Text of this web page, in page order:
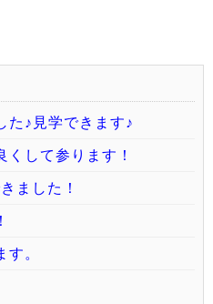
た♪見学できます♪
して参ります！
ました！
。